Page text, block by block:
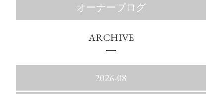
オーナーブログ
ARCHIVE
2026-08